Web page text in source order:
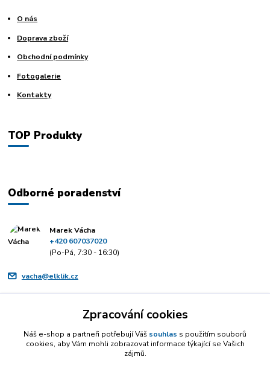
O nás
Doprava zboží
Obchodní podmínky
Fotogalerie
Kontakty
TOP Produkty
Odborné poradenství
Marek Vácha
+420 607037020
(Po-Pá, 7:30 - 16:30)
vacha@elklik.cz
Zpracování cookies
Náš e-shop a partneři potřebují Váš souhlas s použitím souborů
cookies, aby Vám mohli zobrazovat informace týkající se Vašich
zájmů.